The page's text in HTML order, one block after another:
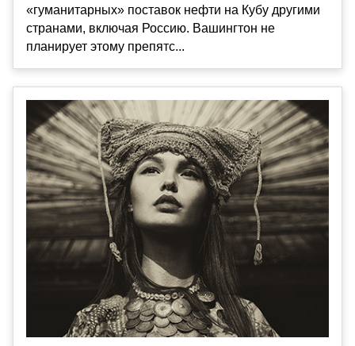
«гуманитарных» поставок нефти на Кубу другими
странами, включая Россию. Вашингтон не
планирует этому препятс...